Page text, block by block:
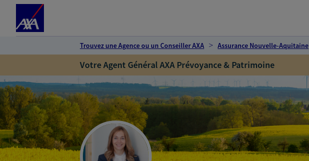
Trouvez une Agence ou un Conseiller AXA Assurance Nouvelle-Aquitaine
Votre Agent Général AXA Prévoyance & Patrimoine